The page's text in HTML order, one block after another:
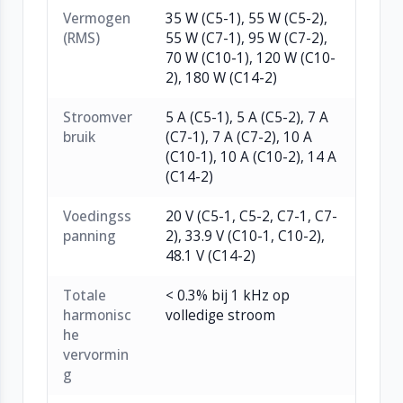
Compatibel met Loopworks Measure voor
nauwkeurige inregeling en systeemtesten
Tot 3200 m² dekking (modelafhankelijk)
1U rackmount-ontwerp met interne voeding
Toepassingen:
Conferentiecentra en collegezalen
Theaters, bioscopen en stadions
Rechtszalen, luchthavens en stations
constructies (MultiLoop-ondersteuning)
Vermogen
(RMS)
35 W (C5-1), 55 W (C5-2),
55 W (C7-1), 95 W (C7-2),
70 W (C10-1), 120 W (C10-
2), 180 W (C14-2)
Stroomver
bruik
5 A (C5-1), 5 A (C5-2), 7 A
(C7-1), 7 A (C7-2), 10 A
(C10-1), 10 A (C10-2), 14 A
(C14-2)
Voedingss
panning
20 V (C5-1, C5-2, C7-1, C7-
2), 33.9 V (C10-1, C10-2),
48.1 V (C14-2)
Totale
harmonisc
he
vervormin
g
< 0.3% bij 1 kHz op
volledige stroom